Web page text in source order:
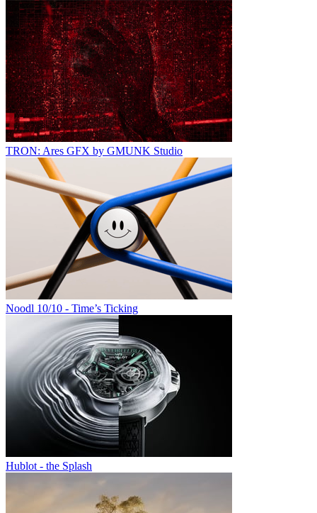
TRON: Ares GFX by GMUNK Studio
Noodl 10/10 - Time’s Ticking
Hublot - the Splash